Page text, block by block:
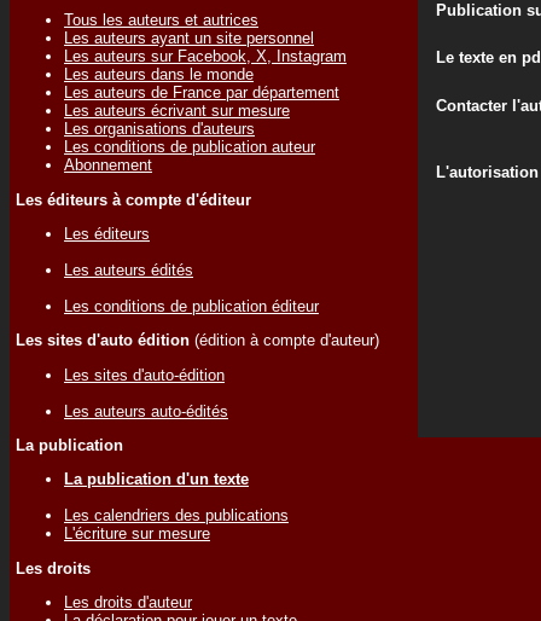
Tous les auteurs et autrices
Les auteurs ayant un site personnel
Les auteurs sur Facebook, X, Instagram
Les auteurs dans le monde
Les auteurs de France par département
Les auteurs écrivant sur mesure
Les organisations d'auteurs
Les conditions de publication auteur
Abonnement
Les éditeurs à compte d'éditeur
Les éditeurs
Les auteurs édités
Les conditions de publication éditeur
Les sites d'auto édition (édition à compte d'auteur)
Les sites d'auto-édition
Les auteurs auto-édités
La publication
La publication d'un texte
Les calendriers des publications
L'écriture sur mesure
Les droits
Les droits d'auteur
Publication
Le texte en
Contacter
L'autorisation